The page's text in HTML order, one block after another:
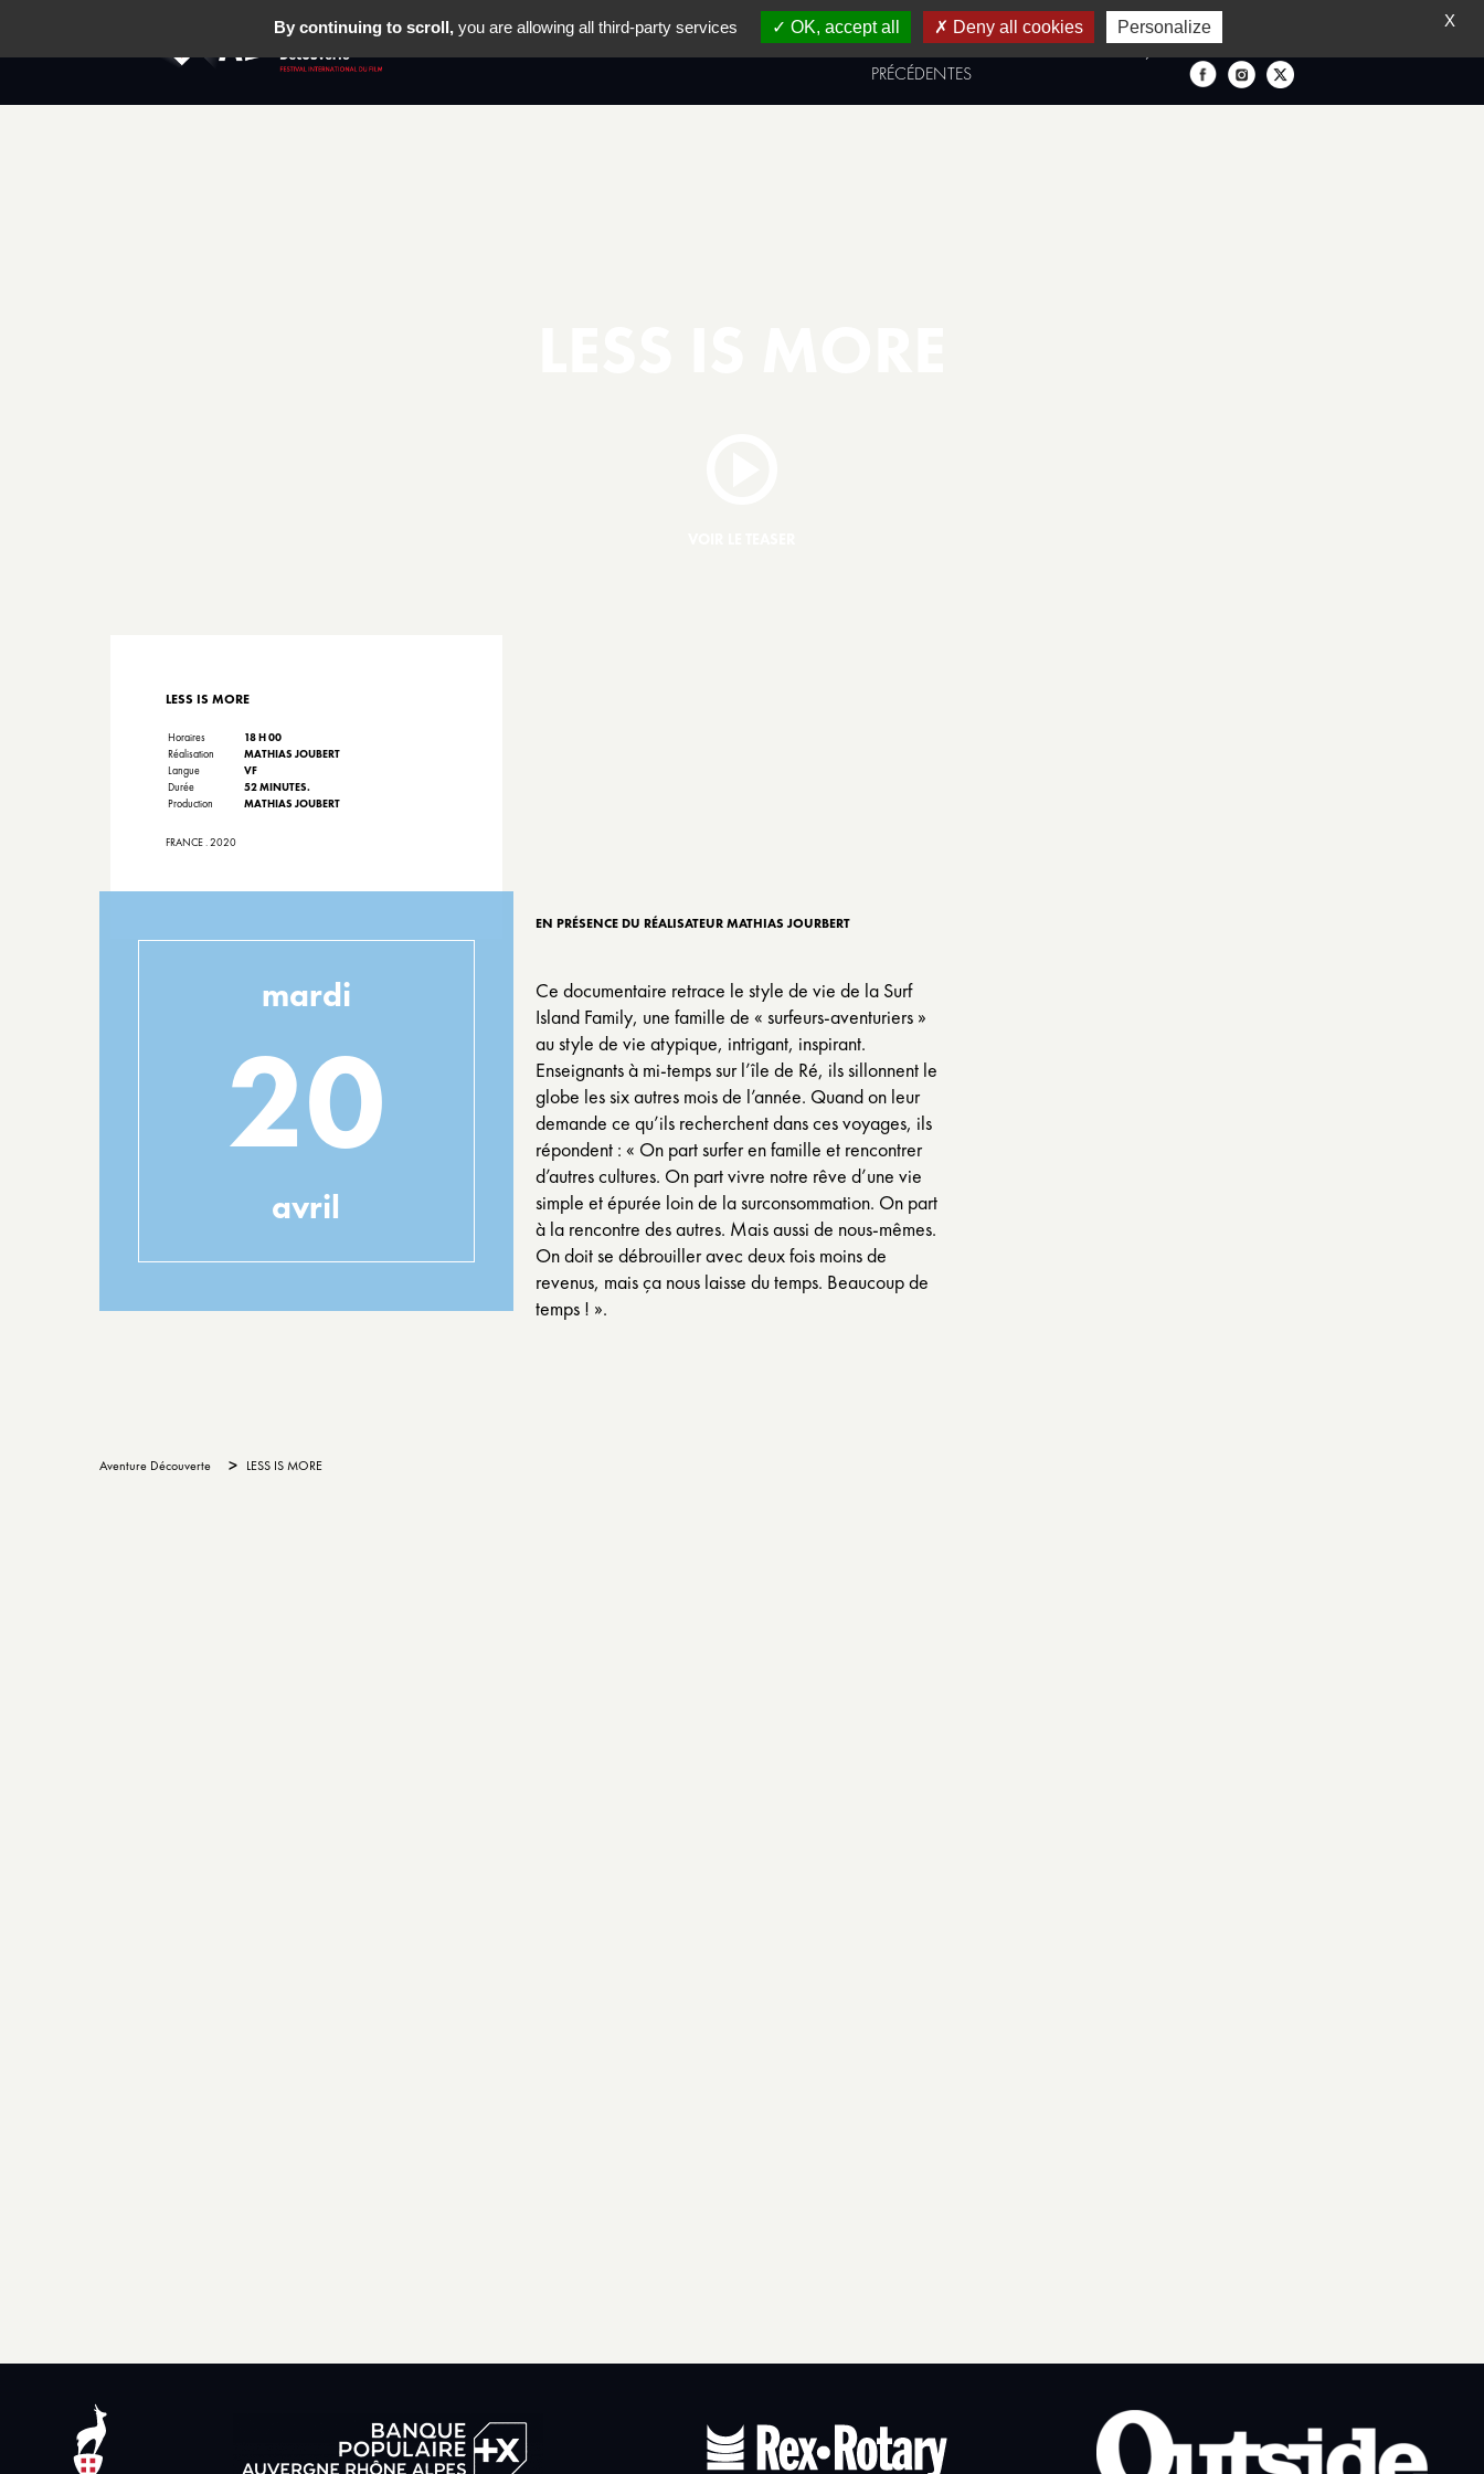
ÉDITIONS
PRÉCÉDENTES
FRANÇAIS
mardi
20
avril
LESS IS MORE
Horaires
18 H 00
Réalisation
MATHIAS JOUBERT
Langue
VF
Durée
52 MINUTES.
Production
MATHIAS JOUBERT
FRANCE . 2020
EN PRÉSENCE DU RÉALISATEUR MATHIAS JOURBERT
Ce documentaire retrace le style de vie de la Surf
Island Family, une famille de « surfeurs-aventuriers »
au style de vie atypique, intrigant, inspirant.
Enseignants à mi-temps sur l’île de Ré, ils sillonnent le
globe les six autres mois de l’année. Quand on leur
demande ce qu’ils recherchent dans ces voyages, ils
répondent : « On part surfer en famille et rencontrer
d’autres cultures. On part vivre notre rêve d’une vie
simple et épurée loin de la surconsommation. On part
à la rencontre des autres. Mais aussi de nous-mêmes.
On doit se débrouiller avec deux fois moins de
revenus, mais ça nous laisse du temps. Beaucoup de
temps ! ».
Aventure Découverte > LESS IS MORE
X
By continuing to scroll,you are allowing all third-party services OK, accept all Deny all cookies Personalize